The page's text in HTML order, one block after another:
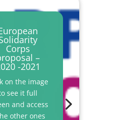
Corps
–
-2021
on the image
see it full
and access
other ones